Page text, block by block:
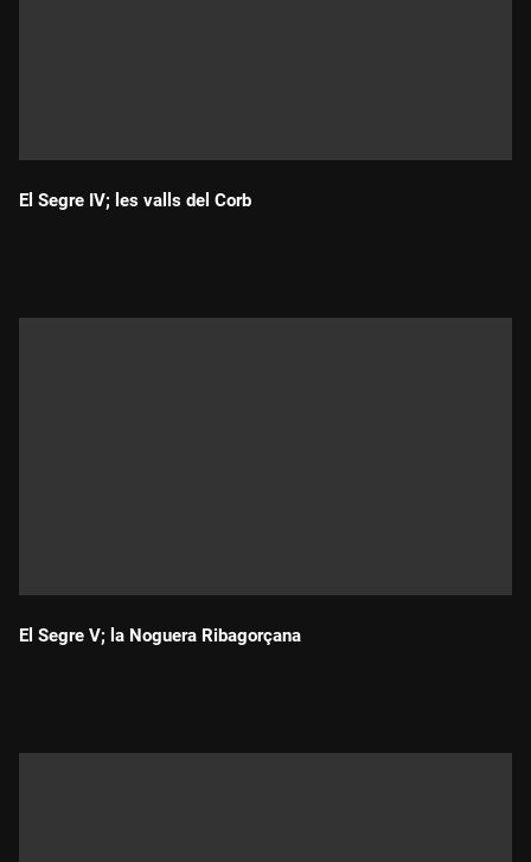
El Segre IV; les valls del Corb
El Segre V; la Noguera Ribagorçana